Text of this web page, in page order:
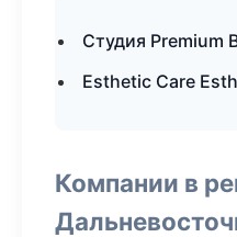
Студия Premium
Esthetic Care
Компании в